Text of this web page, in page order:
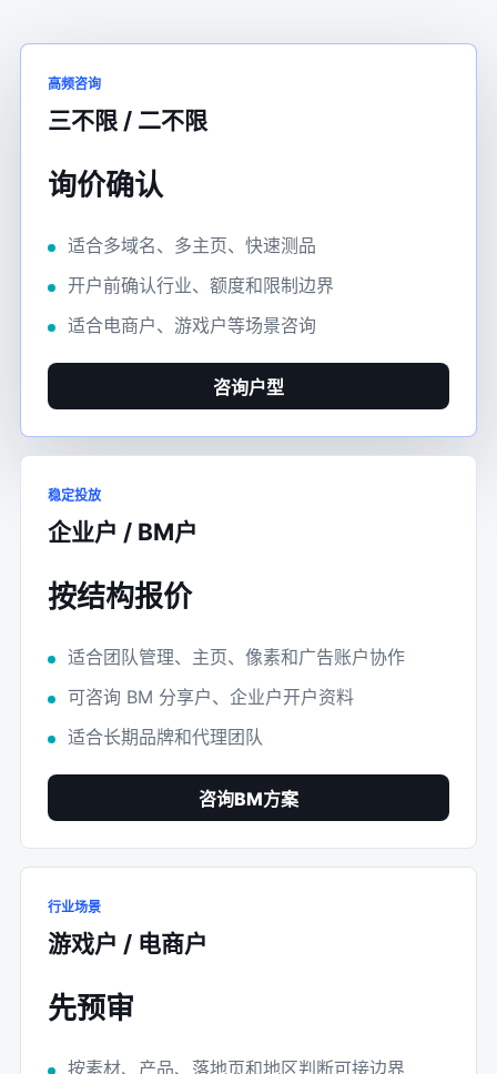
高频咨询
三不限 / 二不限
询价确认
适合多域名、多主页、快速测品
开户前确认行业、额度和限制边界
适合电商户、游戏户等场景咨询
咨询户型
稳定投放
企业户 / BM户
按结构报价
适合团队管理、主页、像素和广告账户协作
可咨询 BM 分享户、企业户开户资料
适合长期品牌和代理团队
咨询BM方案
行业场景
游戏户 / 电商户
先预审
按素材、产品、落地页和地区判断可接边界